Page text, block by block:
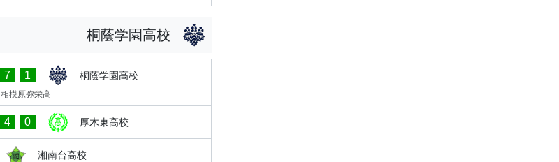
桐蔭学園高校
7 1 桐蔭学園高校
相模原弥栄高
4 0 厚木東高校
湘南台高校